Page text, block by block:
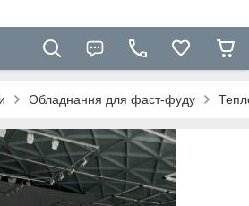
Обладнання для фаст-фуду